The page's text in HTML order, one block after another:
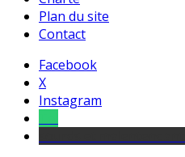
Plan du site
Contact
Facebook
X
Instagram